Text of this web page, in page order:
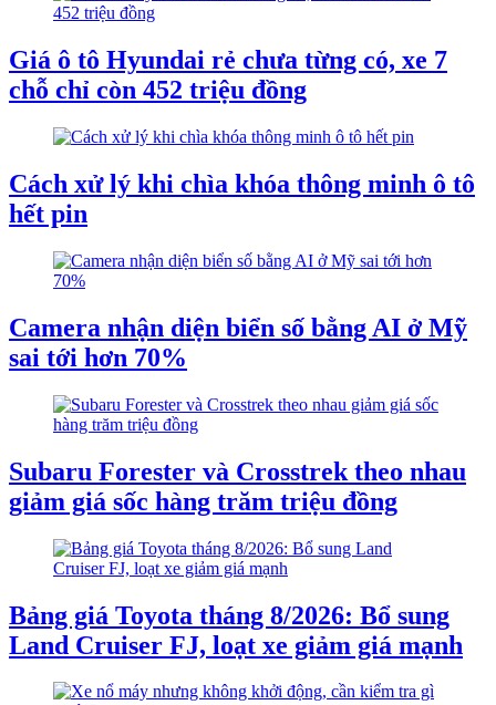
Giá ô tô Hyundai rẻ chưa từng có, xe 7
chỗ chỉ còn 452 triệu đồng
Cách xử lý khi chìa khóa thông minh ô tô
hết pin
Camera nhận diện biển số bằng AI ở Mỹ
sai tới hơn 70%
Subaru Forester và Crosstrek theo nhau
giảm giá sốc hàng trăm triệu đồng
Bảng giá Toyota tháng 8/2026: Bổ sung
Land Cruiser FJ, loạt xe giảm giá mạnh